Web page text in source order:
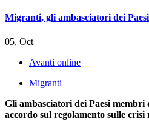
Migranti, gli ambasciatori dei
05, Oct
Avanti online
Migranti
Gli ambasciatori dei Paesi membri
accordo sul regolamento sulle crisi